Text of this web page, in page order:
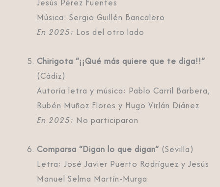
Jesús Pérez Fuentes
Música: Sergio Guillén Bancalero
En 2025: Los del otro lado
Chirigota “¡¡Qué más quiere que te diga!!”
(Cádiz)
Autoría letra y música: Pablo Carril Barbera,
Rubén Muñoz Flores y Hugo Virlán Diánez
En 2025: No participaron
Comparsa “Digan lo que digan” (Sevilla)
Letra: José Javier Puerto Rodríguez y Jesús
Manuel Selma Martín-Murga